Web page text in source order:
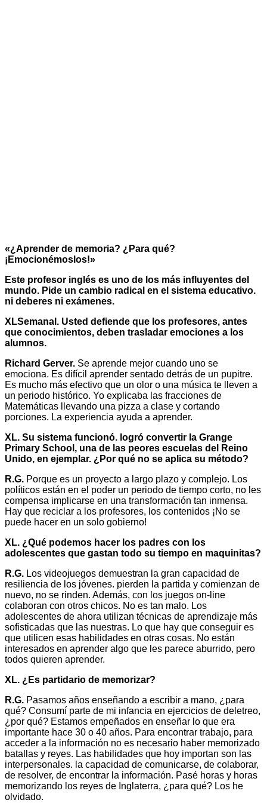
«¿Aprender de memoria? ¿Para qué?
¡Emocionémoslos!»
Este profesor inglés es uno de los más influyentes del
mundo. Pide un cambio radical en el sistema educativo.
ni deberes ni exámenes.
XLSemanal. Usted defiende que los profesores, antes
que conocimientos, deben trasladar emociones a los
alumnos.
Richard Gerver. Se aprende mejor cuando uno se
emociona. Es difícil aprender sentado detrás de un pupitre.
Es mucho más efectivo que un olor o una música te lleven a
un periodo histórico. Yo explicaba las fracciones de
Matemáticas llevando una pizza a clase y cortando
porciones. La experiencia ayuda a aprender.
XL. Su sistema funcionó. logró convertir la Grange
Primary School, una de las peores escuelas del Reino
Unido, en ejemplar. ¿Por qué no se aplica su método?
R.G. Porque es un proyecto a largo plazo y complejo. Los
políticos están en el poder un periodo de tiempo corto, no les
compensa implicarse en una transformación tan inmensa.
Hay que reciclar a los profesores, los contenidos ¡No se
puede hacer en un solo gobierno!
XL. ¿Qué podemos hacer los padres con los
adolescentes que gastan todo su tiempo en maquinitas?
R.G. Los videojuegos demuestran la gran capacidad de
resiliencia de los jóvenes. pierden la partida y comienzan de
nuevo, no se rinden. Además, con los juegos on-line
colaboran con otros chicos. No es tan malo. Los
adolescentes de ahora utilizan técnicas de aprendizaje más
sofisticadas que las nuestras. Lo que hay que conseguir es
que utilicen esas habilidades en otras cosas. No están
interesados en aprender algo que les parece aburrido, pero
todos quieren aprender.
XL. ¿Es partidario de memorizar?
R.G. Pasamos años enseñando a escribir a mano, ¿para
qué? Consumí parte de mi infancia en ejercicios de deletreo,
¿por qué? Estamos empeñados en enseñar lo que era
importante hace 30 o 40 años. Para encontrar trabajo, para
acceder a la información no es necesario haber memorizado
batallas y reyes. Las habilidades que hoy importan son las
interpersonales. la capacidad de comunicarse, de colaborar,
de resolver, de encontrar la información. Pasé horas y horas
memorizando los reyes de Inglaterra, ¿para qué? Los he
olvidado.